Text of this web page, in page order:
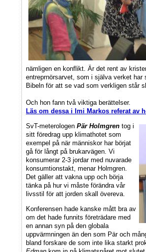
nämligen en konflikt. Är det rent av
entreprnörsarvet, som i själva verket har
Bibeln för att se vad som verkligen står
Och hon fann två viktiga berättelser.
Läs om dessa i Imi Markos referat av
SvT-meterologen Pär Holmgren tog i
sitt föredrag upp klimathotet som
exempel på när människor har börjat
gå för långt på brukarvägen. Vi
konsumerar 2-3 jordar med nuvarade
konsumtionstakt, menar Holmgren.
Det gäller att vakna upp och börja
tänka på hur vi måste förändra vår
livsstil för att jorden skall övereva.
Konferensen hade kanske mått bra av
om det hade funnits företrädare med
en annan syn på den globala
uppvärmningen än den som Pär och
bland forskare de som inte lika starkt